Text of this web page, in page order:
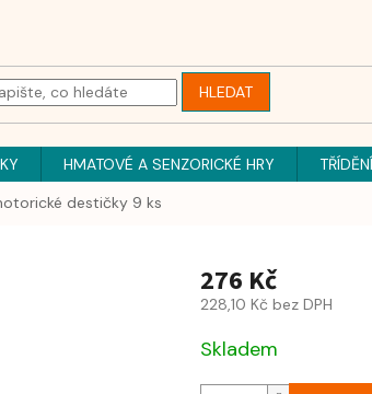
HLEDAT
HMATOVÉ A SENZORICKÉ HRY
destičky 9 ks
276 Kč
228,10 Kč bez DPH
Skladem